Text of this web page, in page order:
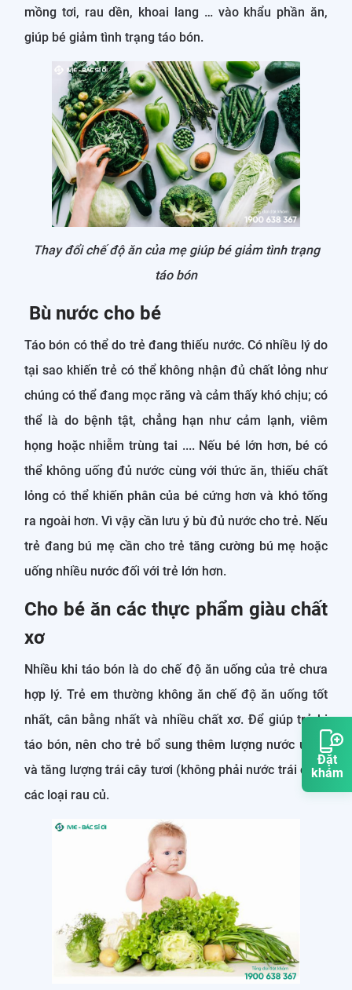
Đặt
khám
mồng tơi, rau dền, khoai lang … vào khẩu phần ăn,
giúp bé giảm tình trạng táo bón.
Thay đổi chế độ ăn của mẹ giúp bé giảm tình trạng
táo bón
Bù nước cho bé
Táo bón có thể do trẻ đang thiếu nước. Có nhiều lý do
tại sao khiến trẻ có thể không nhận đủ chất lỏng như
chúng có thể đang mọc răng và cảm thấy khó chịu; có
thể là do bệnh tật, chẳng hạn như cảm lạnh, viêm
họng hoặc nhiễm trùng tai .... Nếu bé lớn hơn, bé có
thể không uống đủ nước cùng với thức ăn, thiếu chất
lỏng có thể khiến phân của bé cứng hơn và khó tống
ra ngoài hơn. Vì vậy cần lưu ý bù đủ nước cho trẻ. Nếu
trẻ đang bú mẹ cần cho trẻ tăng cường bú mẹ hoặc
uống nhiều nước đối với trẻ lớn hơn.
Cho bé ăn các thực phẩm giàu chất
xơ
Nhiều khi táo bón là do chế độ ăn uống của trẻ chưa
hợp lý. Trẻ em thường không ăn chế độ ăn uống tốt
nhất, cân bằng nhất và nhiều chất xơ. Để giúp trẻ bị
táo bón, nên cho trẻ bổ sung thêm lượng nước uống
và tăng lượng trái cây tươi (không phải nước trái cây),
các loại rau củ.